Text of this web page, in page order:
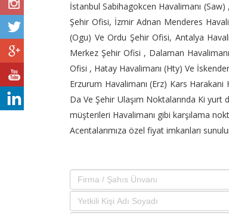
İstanbul Sabihagokcen Havalimanı
Şehir Ofisi, İzmir Adnan Menderes
(Ogu) Ve Ordu Şehir Ofisi, Antalya
Merkez Şehir Ofisi , Dalaman
Ofisi , Hatay Havalimanı (Hty) Ve
Erzurum Havalimanı (Erz) Kars
Da Ve Şehir Ulaşım Noktalarında Ki
müşterileri Havalimanı gibi karşılama
Acentalarımıza özel fiyat imkanları